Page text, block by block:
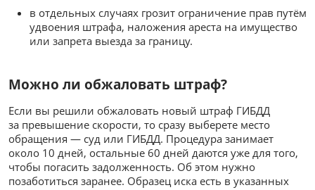
в отдельных случаях грозит ограничение прав путём
удвоения штрафа, наложения ареста на имущество
или запрета выезда за границу.
Можно ли обжаловать штраф?
Если вы решили обжаловать новый штраф ГИБДД
за превышение скорости, то сразу выберете место
обращения — суд или ГИБДД. Процедура занимает
около 10 дней, остальные 60 дней даются уже для того,
чтобы погасить задолженность. Об этом нужно
позаботиться заранее. Образец иска есть в указанных